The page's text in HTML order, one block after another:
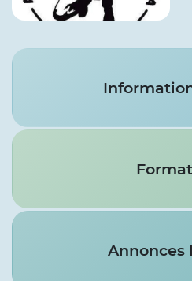
Services
Annonces